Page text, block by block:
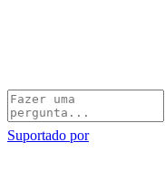
Suportado por